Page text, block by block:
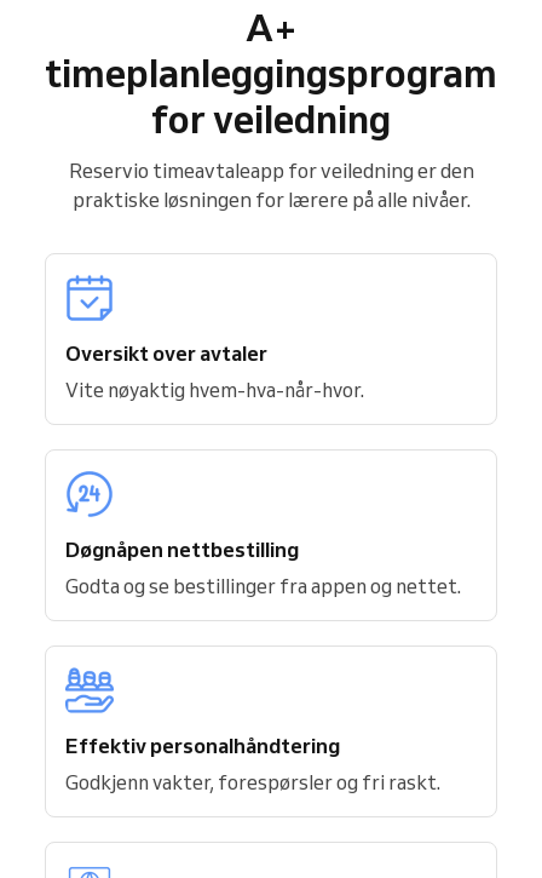
A+
timeplanleggingsprogram
for veiledning
Reservio timeavtaleapp for veiledning er den
praktiske løsningen for lærere på alle nivåer.
Oversikt over avtaler
Vite nøyaktig hvem-hva-når-hvor.
Døgnåpen nettbestilling
Godta og se bestillinger fra appen og nettet.
Effektiv personalhåndtering
Godkjenn vakter, forespørsler og fri raskt.